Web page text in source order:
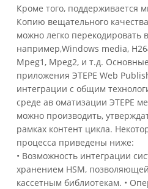
Кроме того, поддерживается
Копию вещательного
можно легко перекодировать
например,Windows media,
Mpeg1, Mpeg2, и т.д.
приложения ЭТЕРЕ Web
интеграции с общим
среде ав оматизации ЭТЕРЕ
можно производить,
рамках контент цикла.
процесса приведены ниже:
• Возможность интеграции
хранением HSM,
кассетным библиотекам. •